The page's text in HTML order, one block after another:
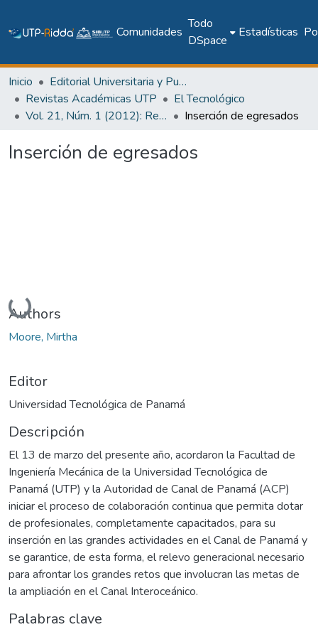
Comunidades
Todo
DSpace
Estadísticas
Inicio
Editorial Universitaria y Publicaciones Seriadas
Revistas Académicas UTP
El Tecnológico
Vol. 21, Núm. 1 (2012): Revista EL TECNOLÓGICO
Inserción de egresados
Inserción de egresados
Cargando...
Authors
Moore, Mirtha
Editor
Universidad Tecnológica de Panamá
Descripción
El 13 de marzo del presente año, acordaron la Facultad de
Ingeniería Mecánica de la Universidad Tecnológica de
Panamá (UTP) y la Autoridad de Canal de Panamá (ACP)
iniciar el proceso de colaboración continua que permita dotar
de profesionales, completamente capacitados, para su
inserción en las grandes actividades en el Canal de Panamá y
se garantice, de esta forma, el relevo generacional necesario
para afrontar los grandes retos que involucran las metas de
la ampliación en el Canal Interoceánico.
Palabras clave